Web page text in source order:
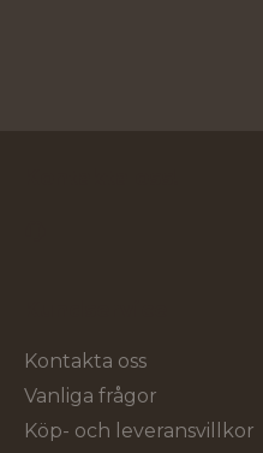
Kontakta oss
Vanliga frågor
Köp- och leveransvillkor